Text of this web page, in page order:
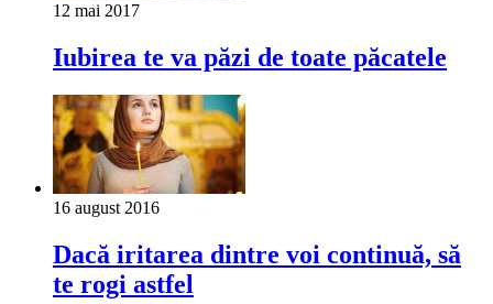
12 mai 2017
Iubirea te va păzi de toate păcatele
16 august 2016
Dacă iritarea dintre voi continuă, să
te rogi astfel